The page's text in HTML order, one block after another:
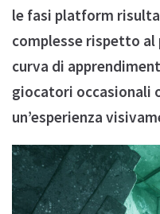
le fasi platform
complesse rispetto al
curva di
giocatori occasionali
un’esperienza